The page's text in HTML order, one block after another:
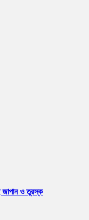
জাপান ও তুরস্ক